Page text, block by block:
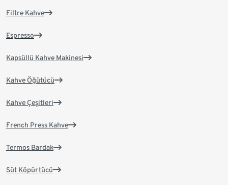
Filtre Kahve
Espresso
Kapsüllü Kahve Makinesi
Kahve Öğütücü
Kahve Çeşitleri
French Press Kahve
Termos Bardak
Süt Köpürtücü